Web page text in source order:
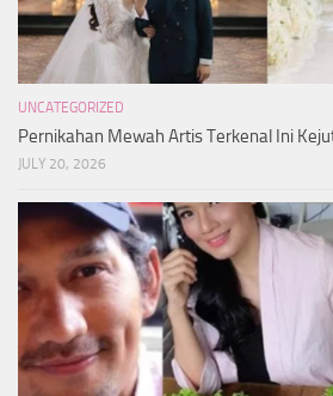
UNCATEGORIZED
Pernikahan Mewah Artis Terkenal Ini
JULY 20, 2026